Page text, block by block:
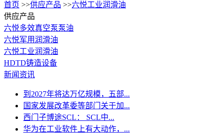
首页 >>供应产品 >>六悦工业润滑油
供应产品
六悦多效真空泵泵油
六悦军用润滑油
六悦工业润滑油
HDTD铸造设备
新闻资讯
到2027年将达万亿规模，五部...
国家发展改革委等部门关于加...
西门子博途SCL： SCL中...
华为在工业软件上有大动作，...